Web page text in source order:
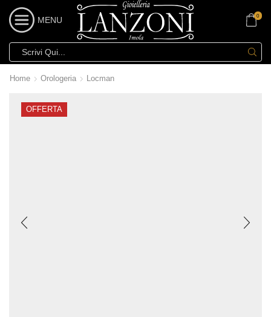
MENU 0
Home Orologeria Locman
OFFERTA